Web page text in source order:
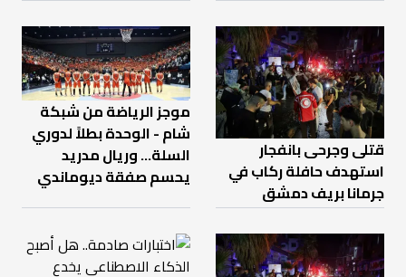
قتلى وجرحى بانفجار
استهدف حافلة ركاب في
جرمانا بريف دمشق
موجز الرياضة من شبكة
شام - الوحدة بطلاً لدوري
السلة... وريال مدريد
يحسم صفقة ديوماندي